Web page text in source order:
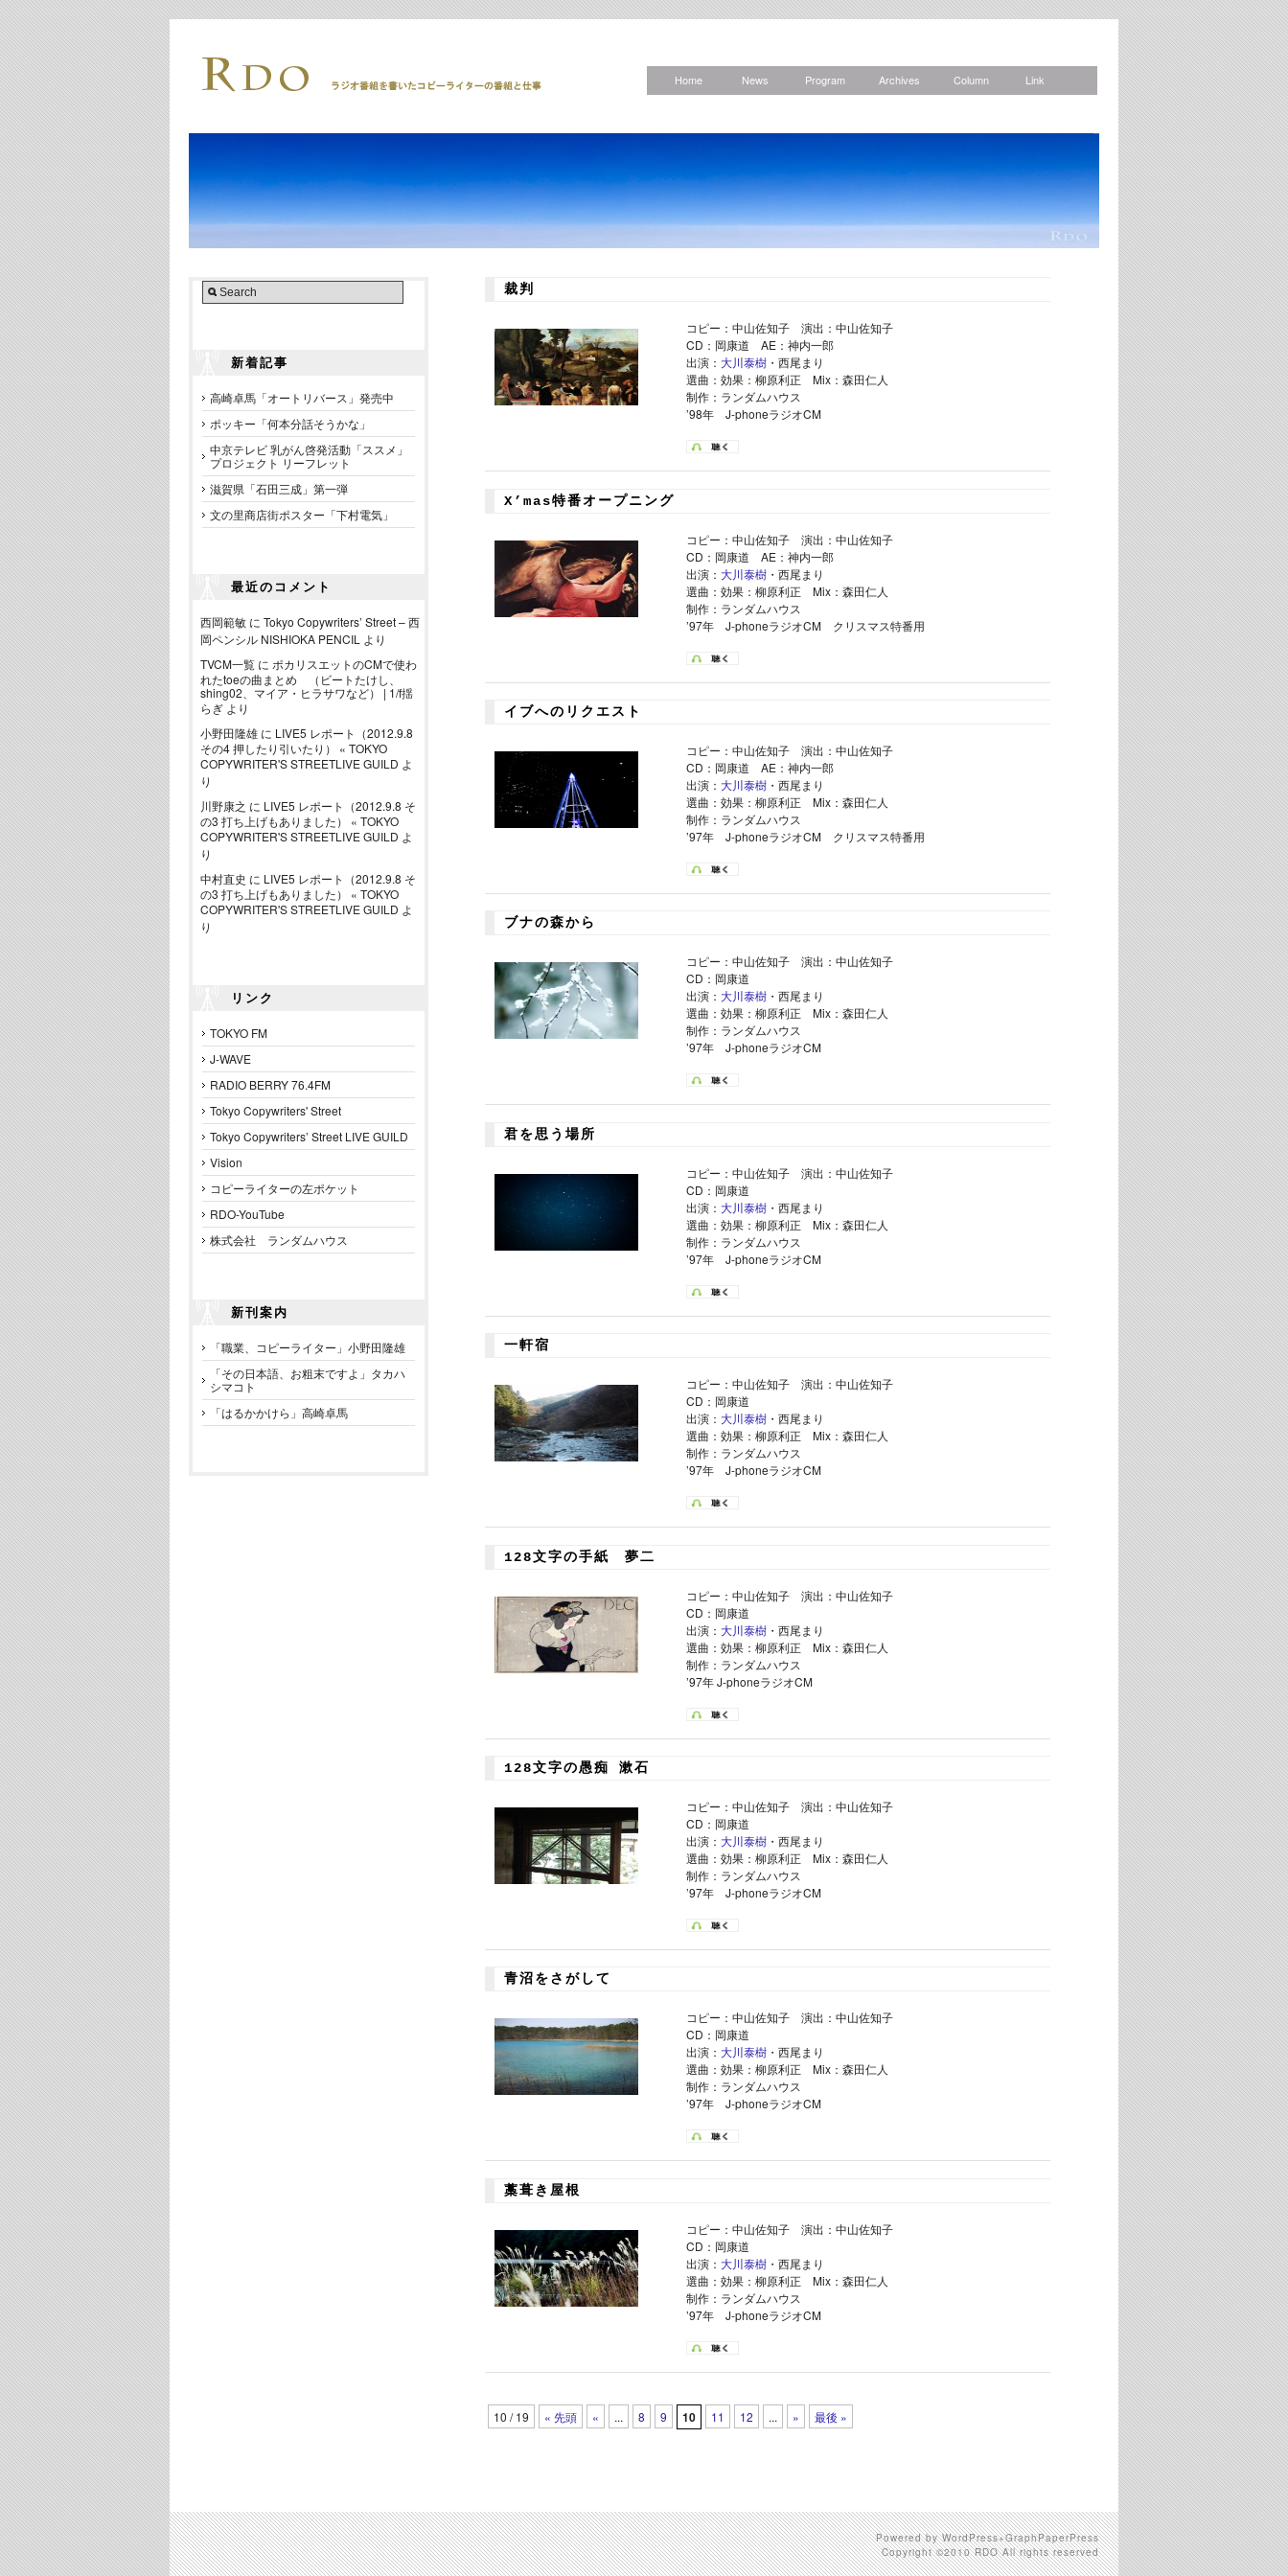
Home News Program Archives Column Link
新着記事
高崎卓馬「オートリバース」発売中
ポッキー「何本分話そうかな」
中京テレビ 乳がん啓発活動「ススメ」
プロジェクト リーフレット
滋賀県「石田三成」第一弾
文の里商店街ポスター「下村電気」
最近のコメント
西岡範敏 に Tokyo Copywriters’ Street – 西
岡ペンシル NISHIOKA PENCIL より
TVCM一覧 に ポカリスエットのCMで使わ
れたtoeの曲まとめ （ビートたけし、
shing02、マイア・ヒラサワなど） | 1/f揺
らぎ より
小野田隆雄 に LIVE5 レポート（2012.9.8
その4 押したり引いたり） « TOKYO
COPYWRITER'S STREETLIVE GUILD よ
り
川野康之 に LIVE5 レポート（2012.9.8 そ
の3 打ち上げもありました） « TOKYO
COPYWRITER'S STREETLIVE GUILD よ
り
中村直史 に LIVE5 レポート（2012.9.8 そ
の3 打ち上げもありました） « TOKYO
COPYWRITER'S STREETLIVE GUILD よ
り
リンク
TOKYO FM
J-WAVE
RADIO BERRY 76.4FM
Tokyo Copywriters' Street
Tokyo Copywriters’ Street LIVE GUILD
Vision
コピーライターの左ポケット
RDO-YouTube
株式会社 ランダムハウス
新刊案内
「職業、コピーライター」小野田隆雄
「その日本語、お粗末ですよ」タカハ
シマコト
「はるかかけら」高崎卓馬
裁判
コピー：中山佐知子 演出：中山佐知子
CD：岡康道 AE：神内一郎
出演： 大川泰樹・西尾まり
選曲：効果：柳原利正 Mix：森田仁人
制作：ランダムハウス
’98年 J-phoneラジオCM
X’mas特番オープニング
コピー：中山佐知子 演出：中山佐知子
CD：岡康道 AE：神内一郎
出演： 大川泰樹・西尾まり
選曲：効果：柳原利正 Mix：森田仁人
制作：ランダムハウス
’97年 J-phoneラジオCM クリスマス特番用
イブへのリクエスト
コピー：中山佐知子 演出：中山佐知子
CD：岡康道 AE：神内一郎
出演： 大川泰樹・西尾まり
選曲：効果：柳原利正 Mix：森田仁人
制作：ランダムハウス
’97年 J-phoneラジオCM クリスマス特番用
ブナの森から
コピー：中山佐知子 演出：中山佐知子
CD：岡康道
出演： 大川泰樹・西尾まり
選曲：効果：柳原利正 Mix：森田仁人
制作：ランダムハウス
’97年 J-phoneラジオCM
君を思う場所
コピー：中山佐知子 演出：中山佐知子
CD：岡康道
出演： 大川泰樹・西尾まり
選曲：効果：柳原利正 Mix：森田仁人
制作：ランダムハウス
’97年 J-phoneラジオCM
一軒宿
コピー：中山佐知子 演出：中山佐知子
CD：岡康道
出演： 大川泰樹・西尾まり
選曲：効果：柳原利正 Mix：森田仁人
制作：ランダムハウス
’97年 J-phoneラジオCM
128文字の手紙 夢二
コピー：中山佐知子 演出：中山佐知子
CD：岡康道
出演： 大川泰樹・西尾まり
選曲：効果：柳原利正 Mix：森田仁人
制作：ランダムハウス
’97年 J-phoneラジオCM
128文字の愚痴 漱石
コピー：中山佐知子 演出：中山佐知子
CD：岡康道
出演： 大川泰樹・西尾まり
選曲：効果：柳原利正 Mix：森田仁人
制作：ランダムハウス
’97年 J-phoneラジオCM
青沼をさがして
コピー：中山佐知子 演出：中山佐知子
CD：岡康道
出演： 大川泰樹・西尾まり
選曲：効果：柳原利正 Mix：森田仁人
制作：ランダムハウス
’97年 J-phoneラジオCM
藁葺き屋根
コピー：中山佐知子 演出：中山佐知子
CD：岡康道
出演： 大川泰樹・西尾まり
選曲：効果：柳原利正 Mix：森田仁人
制作：ランダムハウス
’97年 J-phoneラジオCM
10 / 19 « 先頭 « ... 8 9 10 11 12 ... » 最後 »
Powered by WordPress+GraphPaperPress
Copyright ©2010 RDO All rights reserved